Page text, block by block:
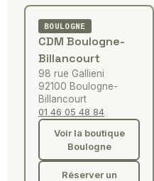
BOULOGNE
CDM Boulogne-
Billancourt
98 rue Gallieni
92100 Boulogne-
Billancourt
01 46 05 48 84
Voir la boutique
Boulogne
Réserver un